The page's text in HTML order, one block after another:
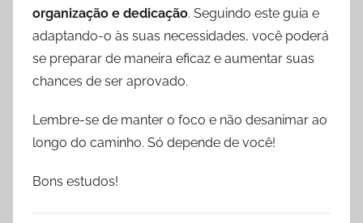
organização e dedicação. Seguindo este guia e
adaptando-o às suas necessidades, você poderá
se preparar de maneira eficaz e aumentar suas
chances de ser aprovado.
Lembre-se de manter o foco e não desanimar ao
longo do caminho. Só depende de você!
Bons estudos!